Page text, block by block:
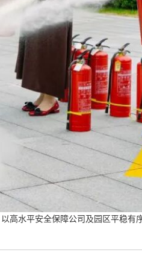
高水平安全保障公司及园区平稳有